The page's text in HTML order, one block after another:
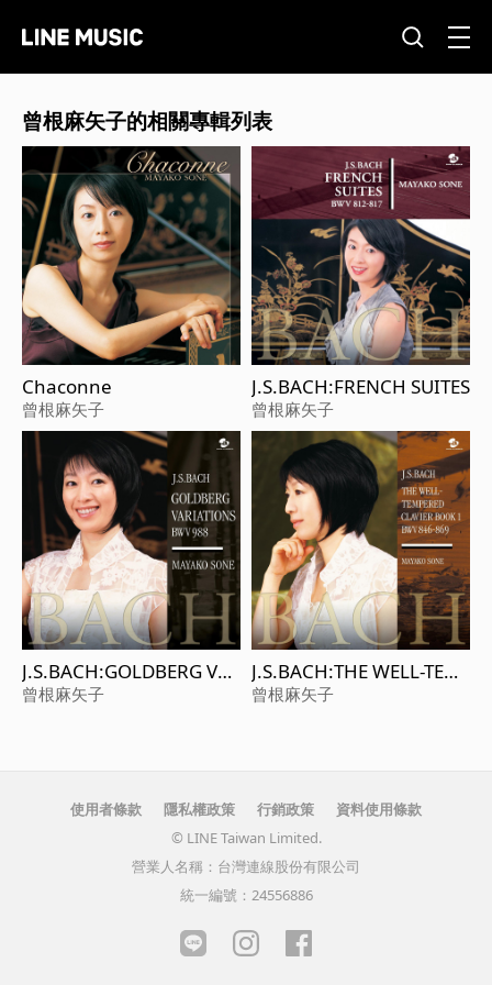
曾根麻矢子的相關專輯列表
Chaconne
曾根麻矢子
J.S.BACH:FRENCH SUITES
曾根麻矢子
J.S.BACH:GOLDBERG VAR
IATIONS BWV988
曾根麻矢子
J.S.BACH:THE WELL-TEM
PERED CLAVIER BOOK 1
曾根麻矢子
使用者條款 隱私權政策 行銷政策
資料使用條款
© LINE Taiwan Limited.
營業人名稱：台灣連線股份有限公司
統一編號：24556886